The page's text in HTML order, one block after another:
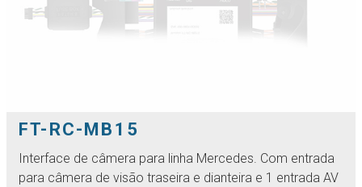
FT-RC-MB15
Interface de câmera para linha Mercedes. Com entrada
para câmera de visão traseira e dianteira e 1 entrada AV